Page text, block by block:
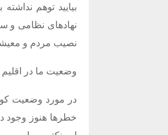
بیایید توهم
نهادهای نظامی و
نصیب مردم و
وضعیت ما در
در مورد وضعیت
خطرها هنوز وجود